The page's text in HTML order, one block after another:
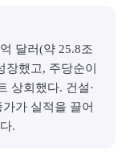
달러(약 25.8조
했고, 주당순이
상회했다. 건설·
가 실적을 끌어
.